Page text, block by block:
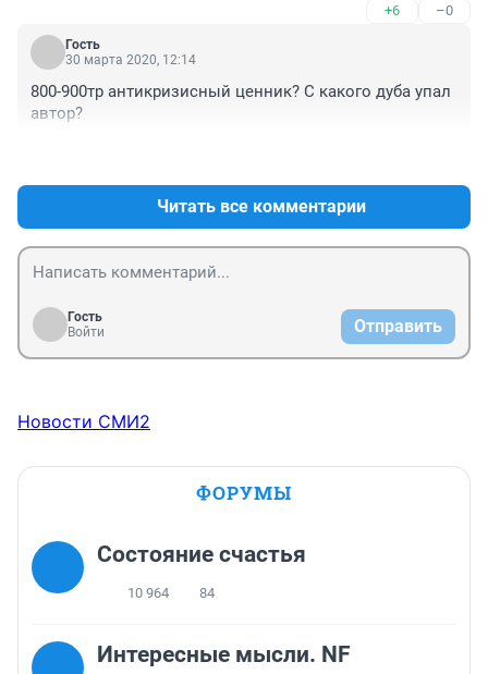
покупка резины, страховка, да и бензин не малых
денег стоит если ездить постоянно, а если не ездить,
то нафиг она и нада!
+6 –0
Гость
30 марта 2020, 12:14
800-900тр антикризисный ценник? С какого дуба упал
автор?
Читать все комментарии
Гость
Войти
Отправить
Новости СМИ2
ФОРУМЫ
Состояние счастья
10 964 84
Интересные мысли. NF